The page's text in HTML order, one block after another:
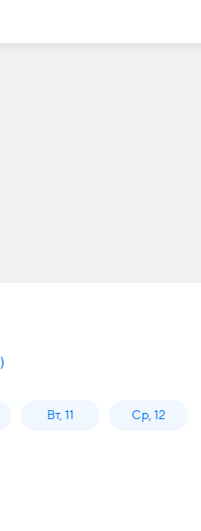
)
Вт, 11 Ср, 12